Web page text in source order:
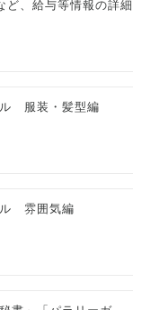
ど、給与等情報の詳細
ル 服装・髪型編
ル 雰囲気編